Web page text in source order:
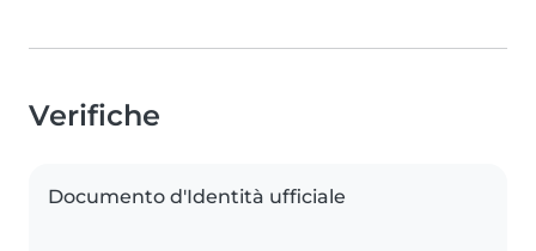
Verifiche
Documento d'Identità ufficiale